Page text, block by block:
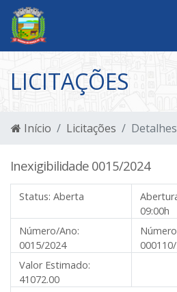
LICITAÇÕES
Início Licitações Detalhes
Inexigibilidade 0015/2024
Status: Aberta
09:00h
Número/Ano:
0015/2024
Valor Estimado:
41072.00